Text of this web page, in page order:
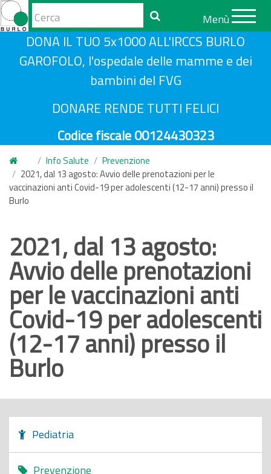
p
Form
di
ricerca
Cerca
DONA IL TUO 5x1000 ALL'IRCCS BURLO
GAROFOLO, l'ospedale delle mamme e dei
bambini del FVG
DONARE RENDE TUTTI FELICI
Codice fiscale 00124430323
Menù
Info Salute
Prevenzione
2021, dal 13 agosto: Avvio delle prenotazioni per le
vaccinazioni anti Covid-19 per adolescenti (12-17 anni) presso il
Burlo
2021, dal 13 agosto:
Avvio delle prenotazioni
per le vaccinazioni anti
Covid-19 per adolescenti
(12-17 anni) presso il
Burlo
Pediatria
Prevenzione